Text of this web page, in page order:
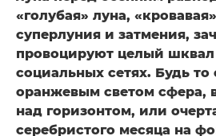
«голубая» луна,
суперлуния и затмения,
провоцируют целый
социальных сетях. Будь
оранжевым светом сфера,
над горизонтом, или
серебристого месяца на